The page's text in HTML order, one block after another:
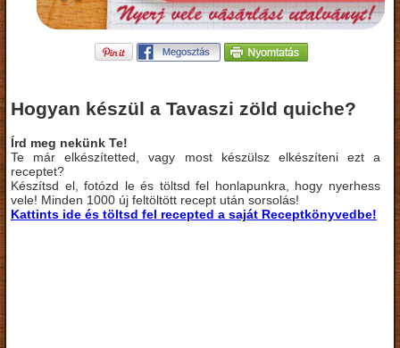
Hogyan készül a Tavaszi zöld quiche?
Írd meg nekünk Te!
Te már elkészítetted, vagy most készülsz elkészíteni ezt a
receptet?
Készítsd el, fotózd le és töltsd fel honlapunkra, hogy nyerhess
vele! Minden 1000 új feltöltött recept után sorsolás!
Kattints ide és töltsd fel recepted a saját Receptkönyvedbe!